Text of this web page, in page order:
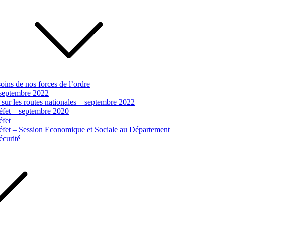
de nos forces de l’ordre
2022
les routes nationales – septembre 2022
– septembre 2020
– Session Economique et Sociale au Département